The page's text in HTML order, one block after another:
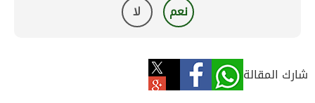
نعم لا
شارك المقالة